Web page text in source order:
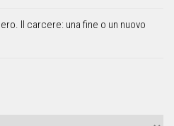
Il carcere: una fine o un nuovo